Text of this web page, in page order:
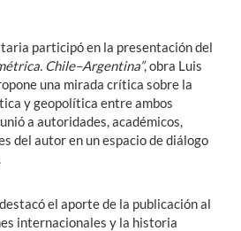
participó en la presentación del
Chile–Argentina”, obra Luis
una mirada crítica sobre la
y geopolítica entre ambos
a autoridades, académicos,
del autor en un espacio de diálogo
el aporte de la publicación al
internacionales y la historia